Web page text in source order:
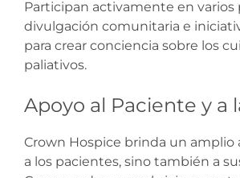
Participan activamente en varios
divulgación comunitaria e
para crear conciencia sobre los
paliativos.
Apoyo al Paciente y a
Crown Hospice brinda un amplio
a los pacientes, sino también a